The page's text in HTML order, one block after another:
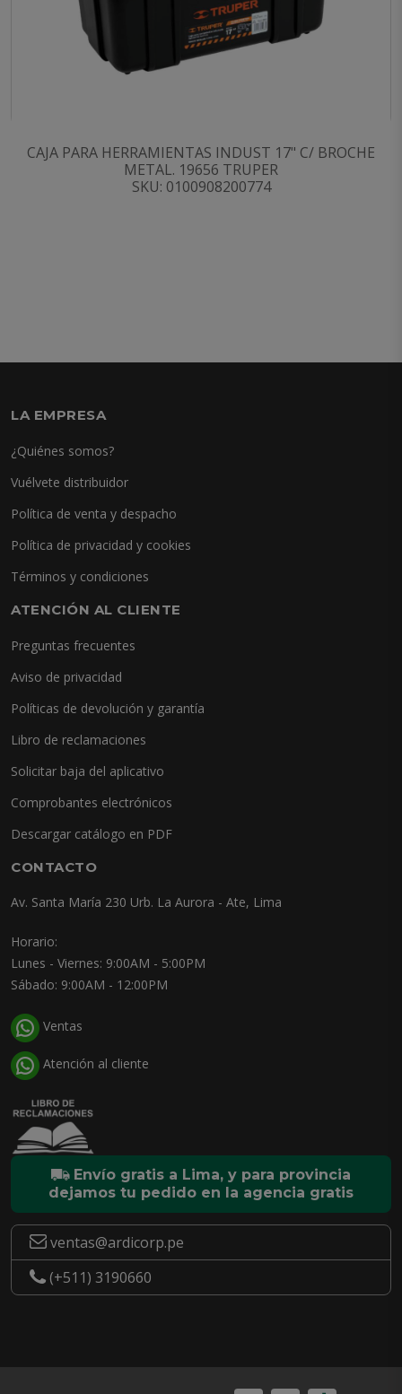
CAJA PARA HERRAMIENTAS INDUST 17" C/ BROCHE
METAL. 19656 TRUPER
SKU: 0100908200774
LA EMPRESA
¿Quiénes somos?
Vuélvete distribuidor
Política de venta y despacho
Política de privacidad y cookies
Términos y condiciones
ATENCIÓN AL CLIENTE
Preguntas frecuentes
Aviso de privacidad
Políticas de devolución y garantía
Libro de reclamaciones
Solicitar baja del aplicativo
Comprobantes electrónicos
Descargar catálogo en PDF
CONTACTO
Av. Santa María 230 Urb. La Aurora - Ate, Lima
Horario:
Lunes - Viernes: 9:00AM - 5:00PM
Sábado: 9:00AM - 12:00PM
Ventas
Atención al cliente
Envío gratis a Lima, y para provincia
dejamos tu pedido en la agencia gratis
ventas@ardicorp.pe
(+511) 3190660